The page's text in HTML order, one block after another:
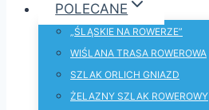
POLECANE
„ŚLĄSKIE NA ROWERZE”
WIŚLANA TRASA ROWEROWA
SZLAK ORLICH GNIAZD
ŻELAZNY SZLAK ROWEROWY